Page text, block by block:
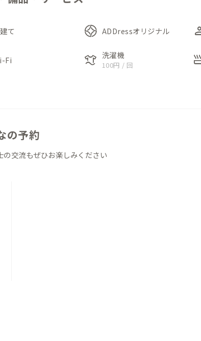
はやや小さめですが、カウンター席があるため、
デスク&チェアが備え付けられているため、個室で
ます。浴室/トイレは、1か所ずつのため譲り合って
、駅前の商店街のほか、徒歩圏内のスーパー「AVE
て ADDressオリジナル
Fi laundry 洗濯機
100円 / 回
の予約
の交流もぜひお楽しみください